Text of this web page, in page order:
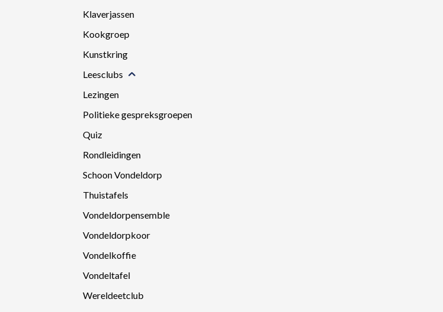
Klaverjassen
Kookgroep
Kunstkring
Leesclubs
Lezingen
Politieke gespreksgroepen
Quiz
Rondleidingen
Schoon Vondeldorp
Thuistafels
Vondeldorpensemble
Vondeldorpkoor
Vondelkoffie
Vondeltafel
Wereldeetclub